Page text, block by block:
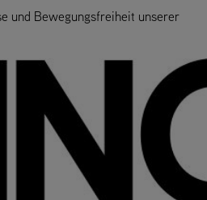
und Bewegungsfreiheit unserer